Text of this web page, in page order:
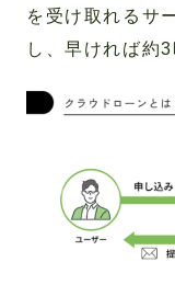
を受け取れるサ
し、早ければ約